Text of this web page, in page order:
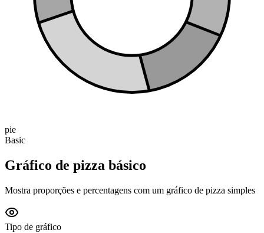
pie
Basic
Gráfico de pizza básico
Mostra proporções e percentagens com um gráfico de pizza simples
Tipo de gráfico